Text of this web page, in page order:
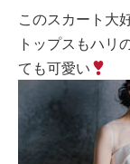
このスカート大
トップスもハリ
ても可愛い